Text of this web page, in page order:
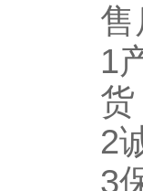
1
2
3